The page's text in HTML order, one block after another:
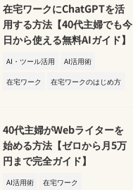
在宅ワークにChatGPTを活
用する方法【40代主婦でも今
日から使える無料AIガイド】
AI・ツール活用
AI活用術
在宅ワーク
在宅ワークのはじめ方
40代主婦がWebライターを
始める方法【ゼロから月5万
円まで完全ガイド】
AI活用術
在宅ワーク